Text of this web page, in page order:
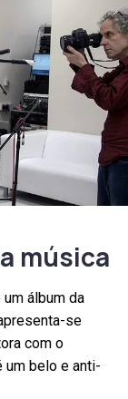
música
álbum da
se
com o
belo e anti-